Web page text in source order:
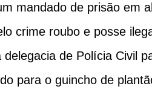
mandado de prisão em
crime roubo e posse
de Polícia Civil
para o guincho de